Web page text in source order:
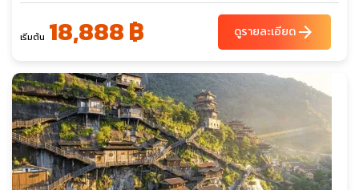
เริ่มต้น 18,888 ฿ ดูรายละเอียดarrow_forward